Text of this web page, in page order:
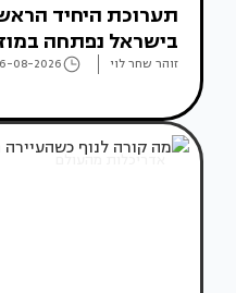
תערוכת היחיד
בישראל נפתחה
זוהר שחר לוי 08-2026
אדריכלות מהעולם